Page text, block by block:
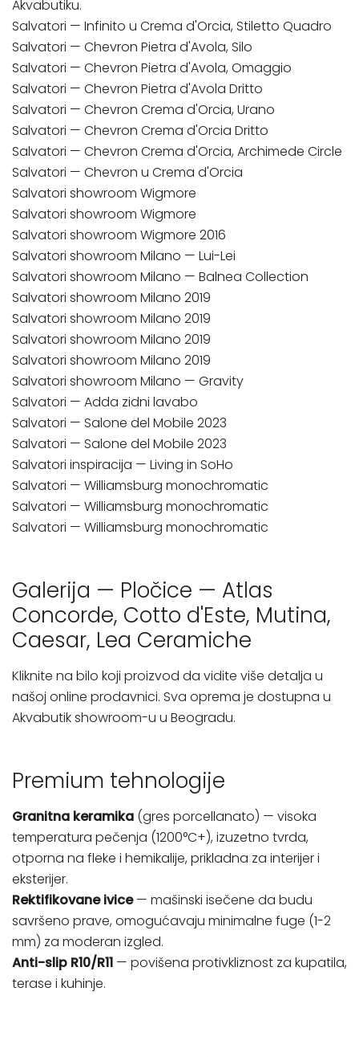
Akvabutiku.
Salvatori — Infinito u Crema d'Orcia, Stiletto Quadro
Salvatori — Chevron Pietra d'Avola, Silo
Salvatori — Chevron Pietra d'Avola, Omaggio
Salvatori — Chevron Pietra d'Avola Dritto
Salvatori — Chevron Crema d'Orcia, Urano
Salvatori — Chevron Crema d'Orcia Dritto
Salvatori — Chevron Crema d'Orcia, Archimede Circle
Salvatori — Chevron u Crema d'Orcia
Salvatori showroom Wigmore
Salvatori showroom Wigmore
Salvatori showroom Wigmore 2016
Salvatori showroom Milano — Lui-Lei
Salvatori showroom Milano — Balnea Collection
Salvatori showroom Milano 2019
Salvatori showroom Milano 2019
Salvatori showroom Milano 2019
Salvatori showroom Milano 2019
Salvatori showroom Milano — Gravity
Salvatori — Adda zidni lavabo
Salvatori — Salone del Mobile 2023
Salvatori — Salone del Mobile 2023
Salvatori inspiracija — Living in SoHo
Salvatori — Williamsburg monochromatic
Salvatori — Williamsburg monochromatic
Salvatori — Williamsburg monochromatic
Galerija — Pločice — Atlas
Concorde, Cotto d'Este, Mutina,
Caesar, Lea Ceramiche
Kliknite na bilo koji proizvod da vidite više detalja u
našoj online prodavnici. Sva oprema je dostupna u
Akvabutik showroom-u u Beogradu.
Premium tehnologije
Granitna keramika (gres porcellanato) — visoka
temperatura pečenja (1200°C+), izuzetno tvrda,
otporna na fleke i hemikalije, prikladna za interijer i
eksterijer.
Rektifikovane ivice— mašinski isečene da budu
savršeno prave, omogućavaju minimalne fuge (1-2
mm) za moderan izgled.
Anti-slip R10/R11 — povišena protivkliznost za kupatila,
terase i kuhinje.